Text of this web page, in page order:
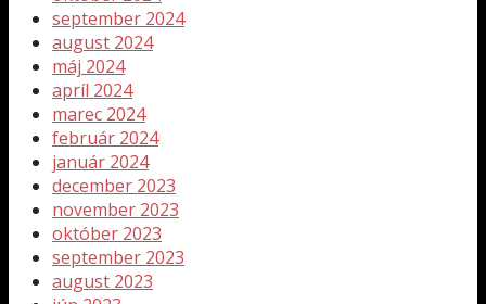
september 2024
august 2024
máj 2024
apríl 2024
marec 2024
február 2024
január 2024
december 2023
november 2023
október 2023
september 2023
august 2023